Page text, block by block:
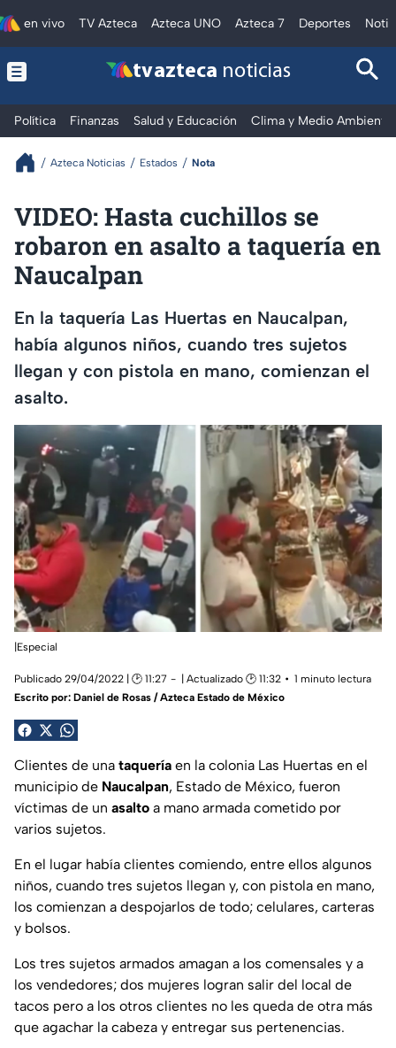
en vivo TV Azteca Azteca UNO Azteca 7 Deportes
tv azteca noticias
Política Finanzas Salud y Educación Clima y Medio Ambiente
Azteca Noticias Estados Nota
VIDEO: Hasta cuchillos se
robaron en asalto a taquería en
Naucalpan
En la taquería Las Huertas en Naucalpan,
había algunos niños, cuando tres sujetos
llegan y con pistola en mano, comienzan el
asalto.
|Especial
Publicado 29/04/2022 | 🕑 11:27 | Actualizado 🕑 11:32
1 minuto lectura
Escrito por: Daniel de Rosas / Azteca Estado de México
Clientes de una taquería en la colonia Las Huertas en el
municipio de Naucalpan, Estado de México, fueron
víctimas de un asalto a mano armada cometido por
varios sujetos.
En el lugar había clientes comiendo, entre ellos algunos
niños, cuando tres sujetos llegan y, con pistola en mano,
los comienzan a despojarlos de todo; celulares, carteras
y bolsos.
Los tres sujetos armados amagan a los comensales y a
los vendedores; dos mujeres logran salir del local de
tacos pero a los otros clientes no les queda de otra más
que agachar la cabeza y entregar sus pertenencias.